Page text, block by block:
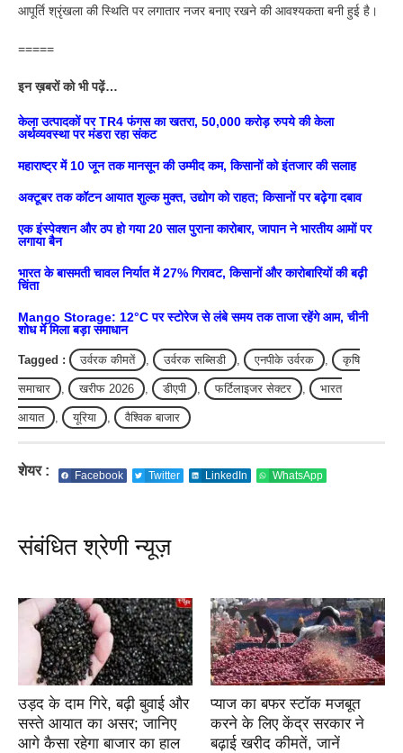
आपूर्ति श्रृंखला की स्थिति पर लगातार नजर बनाए रखने की आवश्यकता बनी हुई है।
=====
इन ख़बरों को भी पढ़ें…
केला उत्पादकों पर TR4 फंगस का खतरा, 50,000 करोड़ रुपये की केला
अर्थव्यवस्था पर मंडरा रहा संकट
महाराष्ट्र में 10 जून तक मानसून की उम्मीद कम, किसानों को इंतजार की सलाह
अक्टूबर तक कॉटन आयात शुल्क मुक्त, उद्योग को राहत; किसानों पर बढ़ेगा दबाव
एक इंस्पेक्शन और ठप हो गया 20 साल पुराना कारोबार, जापान ने भारतीय आमों पर
लगाया बैन
भारत के बासमती चावल निर्यात में 27% गिरावट, किसानों और कारोबारियों की बढ़ी
चिंता
Mango Storage: 12°C पर स्टोरेज से लंबे समय तक ताजा रहेंगे आम, चीनी
शोध में मिला बड़ा समाधान
Tagged : उर्वरक कीमतें उर्वरक सब्सिडी एनपीके उर्वरक कृषि
समाचार खरीफ 2026 डीएपी फर्टिलाइजर सेक्टर भारत
आयात यूरिया वैश्विक बाजार
शेयर : Facebook Twitter LinkedIn WhatsApp
संबंधित श्रेणी न्यूज़
उड़द के दाम गिरे, बढ़ी बुवाई और
सस्ते आयात का असर; जानिए
आगे कैसा रहेगा बाजार का हाल
प्याज का बफर स्टॉक मजबूत
करने के लिए केंद्र सरकार ने
बढ़ाई खरीद कीमतें, जानें